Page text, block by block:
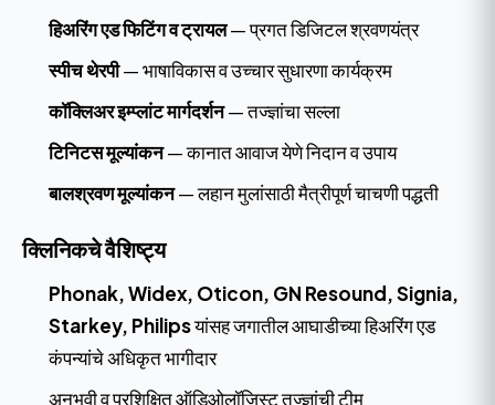
हिअरिंग एड फिटिंग व ट्रायल— प्रगत डिजिटल श्रवणयंत्र
स्पीच थेरपी— भाषाविकास व उच्चार सुधारणा कार्यक्रम
कॉक्लिअर इम्प्लांट मार्गदर्शन— तज्ज्ञांचा सल्ला
टिनिटस मूल्यांकन— कानात आवाज येणे निदान व उपाय
बालश्रवण मूल्यांकन— लहान मुलांसाठी मैत्रीपूर्ण चाचणी पद्धती
क्लिनिकचे वैशिष्ट्य
Phonak, Widex, Oticon, GN Resound, Signia,
Starkey, Philipsयांसह जगातील आघाडीच्या हिअरिंग एड
कंपन्यांचे अधिकृत भागीदार
अनुभवी व प्रशिक्षित ऑडिओलॉजिस्ट तज्ज्ञांची टीम